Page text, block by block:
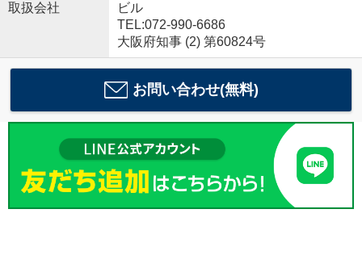
取扱会社
ビル
TEL:072-990-6686
大阪府知事 (2) 第60824号
お問い合わせ(無料)